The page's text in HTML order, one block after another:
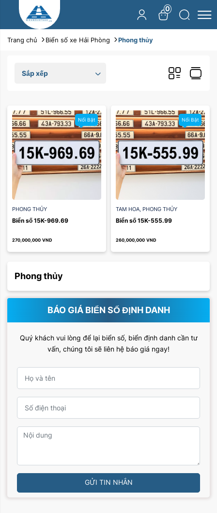
0
Trang chủ Biển số xe Hải Phòng Phong thủy
Sắp xếp
Nổi Bật
PHONG THỦY
Biển số 15K-969.69
270,000,000 VND
Nổi Bật
TAM HOA, PHONG THỦY
Biển số 15K-555.99
260,000,000 VND
Phong thủy
BÁO GIÁ BIỂN SỐ ĐỊNH DANH
Quý khách vui lòng để lại biển số, biển định danh cần tư
vấn, chúng tôi sẽ liên hệ báo giá ngay!
GỬI TIN NHẮN